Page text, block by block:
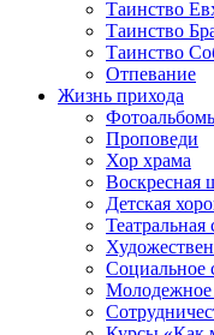
Таинство
Таинство
Таинство
Отпевание
Жизнь прихода
Проповеди
Хор храма
Воскресная
Детская
Театральная
Социальное
Молодежное